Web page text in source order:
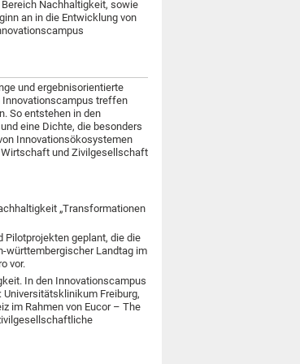
Nachhaltigkeit, sowie
an in die Entwicklung von
und ergebnisorientierte
Innovationscampus treffen
So entstehen in den
eine Dichte, die besonders
Innovationsökosystemen
Wirtschaft und Zivilgesellschaft
„Transformationen
Pilotprojekten geplant, die die
württembergischer Landtag im
vor.
In den Innovationscampus
Freiburg,
im Rahmen von Eucor – The